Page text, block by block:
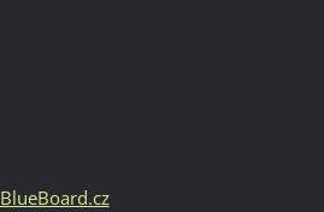
BlueBoard.cz